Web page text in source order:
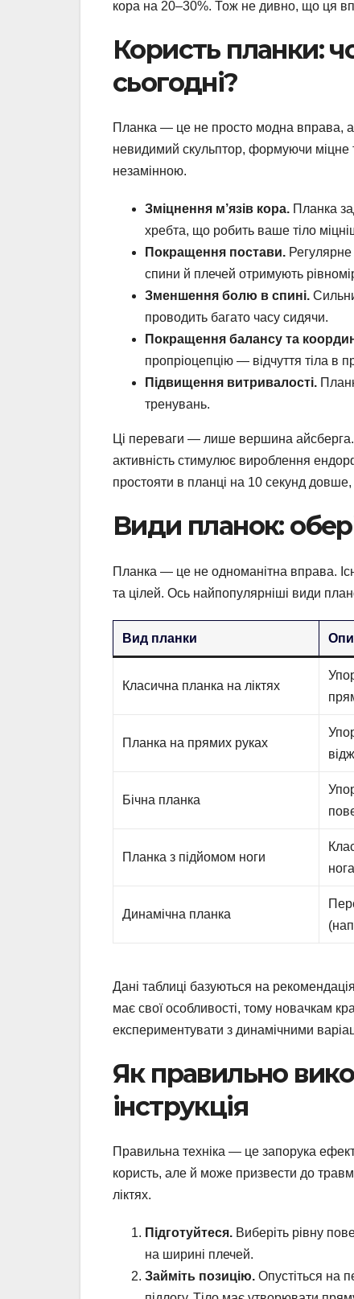
кора на 20–30%. Тож не дивно, що ця
Користь планки:
сьогодні?
Планка — це не просто модна вправа,
невидимий скульптор, формуючи міцне
незамінною.
Зміцнення м’язів кора. Планка
хребта, що робить ваше тіло
Покращення постави.
спини й плечей отримують
Зменшення болю в спині.
проводить багато часу сидячи.
Покращення балансу та
пропріоцепцію — відчуття тіла в
Підвищення витривалості.
тренувань.
Ці переваги — лише вершина
активність стимулює вироблення
простояти в планці на 10 секунд
Види планок:
Планка — це не одноманітна вправа.
та цілей. Ось найпопулярніші види
Вид планки
Класична планка на ліктях
Планка на прямих руках
Бічна планка
Планка з підйомом ноги
Динамічна планка
Дані таблиці базуються на
має свої особливості, тому новачкам
експериментувати з динамічними
Як правильно
інструкція
Правильна техніка — це запорука
користь, але й може призвести до
ліктях.
Підготуйтеся. Виберіть рівну
на ширині плечей.
Займіть позицію. Опустіться на